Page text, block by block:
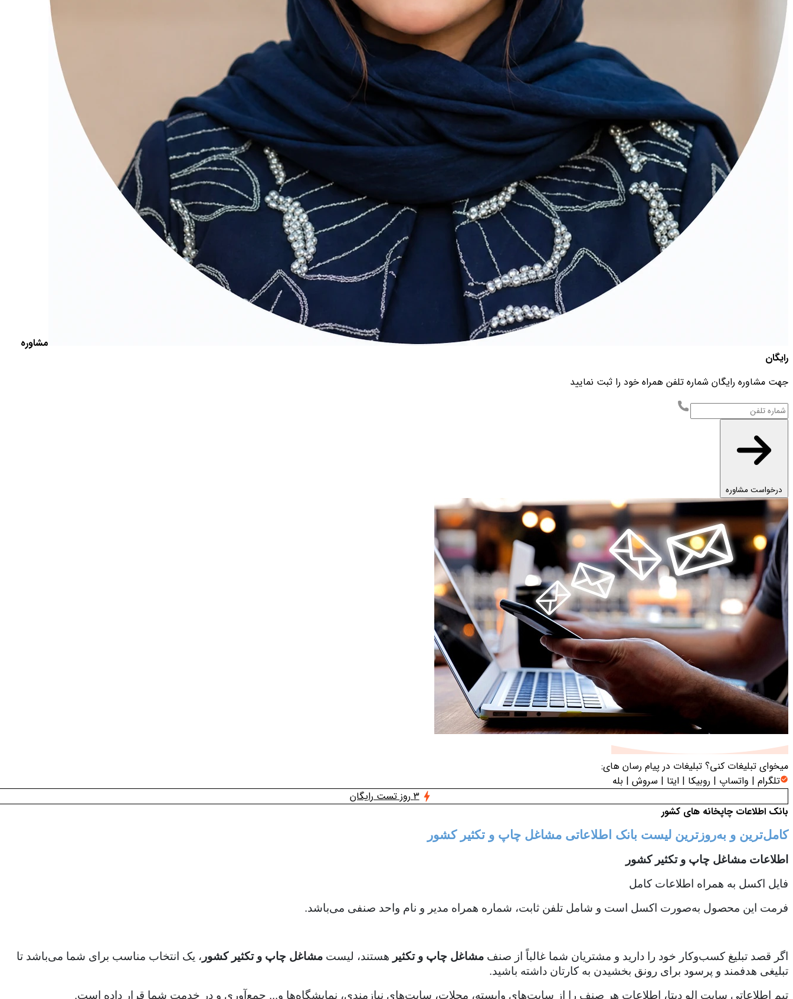
مشاوره
رایگان
جهت مشاوره رایگان شماره تلفن همراه خود را ثبت نمایید
درخواست مشاوره
میخوای تبلیغات کنی؟ تبلیغات در پیام رسان های:
تلگرام | واتساپ | روبیکا | ایتا | سروش | بله
3 روز تست رایگان
بانک اطلاعات چاپخانه های کشور
کامل‌ترین و به‌روزترین لیست بانک اطلاعاتی مشاغل چاپ و تکثیر کشور
اطلاعات مشاغل چاپ و تکثیر کشور
فایل اکسل به همراه اطلاعات کامل
فرمت این محصول به‌صورت اکسل است و شامل تلفن ثابت، شماره همراه مدیر و نام واحد صنفی می‌باشد.
اگر قصد تبلیغ کسب‌وکار خود را دارید و مشتریان شما غالباً از صنف مشاغل چاپ و تکثیر هستند، لیست مشاغل چاپ و تکثیر کشور ، یک انتخاب مناسب برای شما می‌باشد تا
تبلیغی هدفمند و پرسود برای رونق بخشیدن به کارتان داشته باشید.
تیم اطلاعاتی سایت الو دیتا، اطلاعات هر صنف را از سایت‌های وابسته، مجلات، سایت‌های نیازمندی، نمایشگاه‌ها و... جمع‌آوری و در خدمت شما قرار داده است.